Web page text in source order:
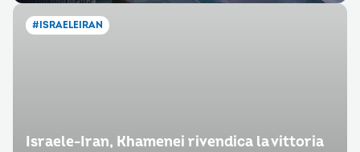
#ISRAELEIRAN
Israele-Iran, Khamenei rivendica la vittoria